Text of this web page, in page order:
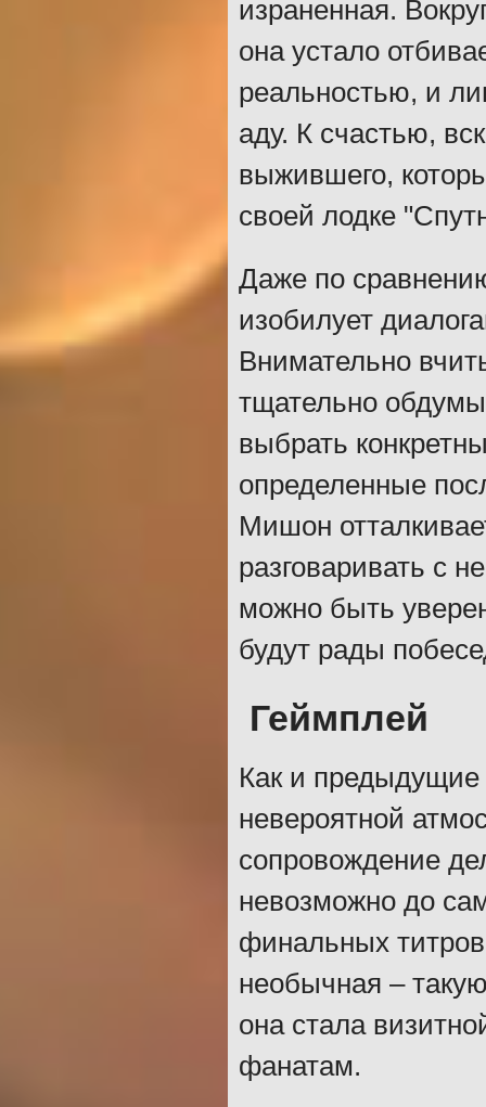
израненная.
она устало
реальностью, и
аду. К счастью,
выжившего,
своей лодке
Даже по
изобилует
Внимательно
тщательно
выбрать
определенные
Мишон
разговаривать с
можно быть
будут рады
Геймплей
Как и предыдущие
невероятной
сопровождение
невозможно до
финальных
необычная –
она стала
фанатам.